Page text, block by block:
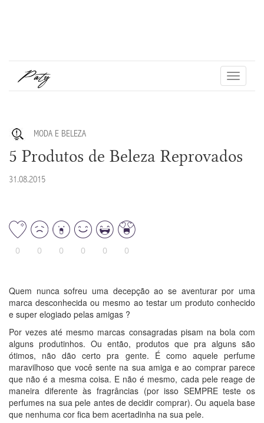
Toggle
MODA E BELEZA
5 Produtos de Beleza Reprovados
31.08.2015
0 0 0 0 0 0
Quem nunca sofreu uma decepção ao se aventurar por uma
marca desconhecida ou mesmo ao testar um produto conhecido
e super elogiado pelas amigas ?
Por vezes até mesmo marcas consagradas pisam na bola com
alguns produtinhos. Ou então, produtos que pra alguns são
ótimos, não dão certo pra gente. É como aquele perfume
maravilhoso que você sente na sua amiga e ao comprar parece
que não é a mesma coisa. E não é mesmo, cada pele reage de
maneira diferente às fragrâncias (por isso SEMPRE teste os
perfumes na sua pele antes de decidir comprar). Ou aquela base
que nenhuma cor fica bem acertadinha na sua pele.